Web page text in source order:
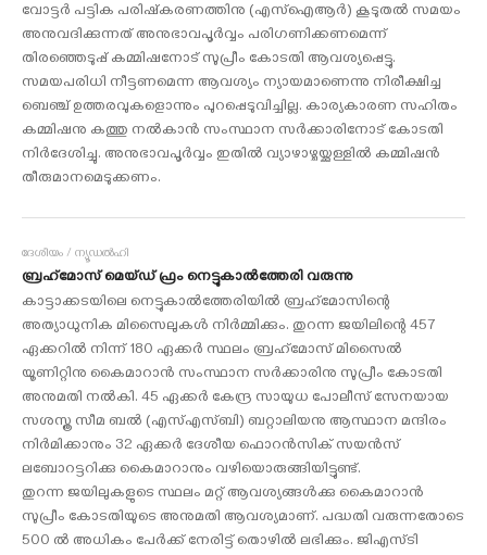
വോട്ടര്‍ പട്ടിക പരിഷ്‌കരണത്തിനു (എസ്‌ഐആര്‍) കൂടുതല്‍ സമയം
അനുവദിക്കുന്നത് അനുഭാവപൂര്‍വ്വം പരിഗണിക്കണമെന്ന്
തിരഞ്ഞെടുപ്പ് കമ്മിഷനോട് സുപ്രീം കോടതി ആവശ്യപ്പെട്ടു.
സമയപരിധി നീട്ടണമെന്ന ആവശ്യം ന്യായമാണെന്നു നിരീക്ഷിച്ച
ബെഞ്ച് ഉത്തരവുകളൊന്നും പുറപ്പെടുവിച്ചില്ല. കാര്യകാരണ സഹിതം
കമ്മിഷനു കത്തു നല്‍കാന്‍ സംസ്ഥാന സര്‍ക്കാരിനോട് കോടതി
നിര്‍ദേശിച്ചു. അനുഭാവപൂര്‍വ്വം ഇതില്‍ വ്യാഴാഴ്ചയ്ക്കുള്ളില്‍ കമ്മിഷന്‍
തീരുമാനമെടുക്കണം.
ദേശീയം / ന്യൂഡല്‍ഹി
ബ്രഹ്‌മോസ് മെയ്ഡ് ഫ്രം നെട്ടുകാല്‍ത്തേരി വരുന്നു
കാട്ടാക്കടയിലെ നെട്ടുകാല്‍ത്തേരിയില്‍ ബ്രഹ്‌മോസിന്റെ
അത്യാധുനിക മിസൈലുകള്‍ നിര്‍മ്മിക്കും. തുറന്ന ജയിലിന്റെ 457
ഏക്കറില്‍ നിന്ന് 180 ഏക്കര്‍ സ്ഥലം ബ്രഹ്‌മോസ് മിസൈല്‍
യൂണിറ്റിനു കൈമാറാന്‍ സംസ്ഥാന സര്‍ക്കാരിനു സുപ്രീം കോടതി
അനുമതി നല്‍കി. 45 ഏക്കര്‍ കേന്ദ്ര സായുധ പോലീസ് സേനയായ
സശസ്ത്ര സീമ ബല്‍ (എസ്എസ്ബി) ബറ്റാലിയനു ആസ്ഥാന മന്ദിരം
നിര്‍മിക്കാനും 32 ഏക്കര്‍ ദേശീയ ഫൊറന്‍സിക് സയന്‍സ്
ലബോറട്ടറിക്കു കൈമാറാനും വഴിയൊരുങ്ങിയിട്ടുണ്ട്.
തുറന്ന ജയിലുകളുടെ സ്ഥലം മറ്റ് ആവശ്യങ്ങള്‍ക്കു കൈമാറാന്‍
സുപ്രീം കോടതിയുടെ അനുമതി ആവശ്യമാണ്. പദ്ധതി വരുന്നതോടെ
500 ല്‍ അധികം പേര്‍ക്ക് നേരിട്ട് തൊഴില്‍ ലഭിക്കും. ജിഎസ്ടി